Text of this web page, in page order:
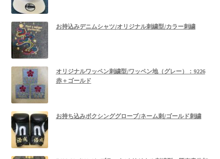
お持込みデニムシャツ/オリジナル刺繍型/カラー刺繍
オリジナルワッペン刺繍型/ワッペン地（グレー）：9226
赤＋ゴールド
お持ち込みボクシンググローブ/ネーム刺/ゴールド刺繍